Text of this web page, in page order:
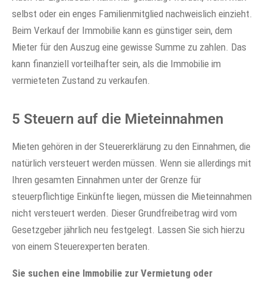
selbst oder ein enges Familienmitglied nachweislich einzieht.
Beim Verkauf der Immobilie kann es günstiger sein, dem
Mieter für den Auszug eine gewisse Summe zu zahlen. Das
kann finanziell vorteilhafter sein, als die Immobilie im
vermieteten Zustand zu verkaufen.
5 Steuern auf die Mieteinnahmen
Mieten gehören in der Steuererklärung zu den Einnahmen, die
natürlich versteuert werden müssen. Wenn sie allerdings mit
Ihren gesamten Einnahmen unter der Grenze für
steuerpflichtige Einkünfte liegen, müssen die Mieteinnahmen
nicht versteuert werden. Dieser Grundfreibetrag wird vom
Gesetzgeber jährlich neu festgelegt. Lassen Sie sich hierzu
von einem Steuerexperten beraten.
Sie suchen eine Immobilie zur Vermietung oder